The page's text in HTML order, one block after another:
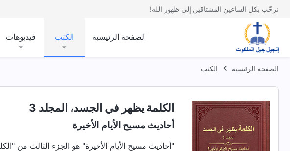
نرحّب بكل الساعين المشتاقين إلى ظهور الله!
الصفحة الرئيسية الكتب فيديوهات
الصفحة الرئيسية الكتب
الكلمة يظهر في الجسد، المجلد 3
أحاديث مسيح الأيام الأخيرة
"أحاديث مسيح الأيام الأخيرة" هو الجزء الثالث من